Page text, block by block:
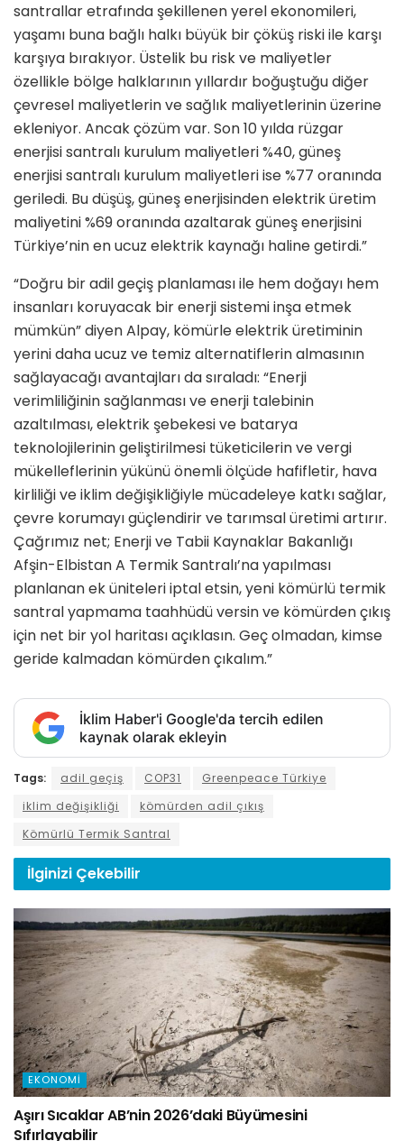
santrallar etrafında şekillenen yerel ekonomileri,
yaşamı buna bağlı halkı büyük bir çöküş riski ile karşı
karşıya bırakıyor. Üstelik bu risk ve maliyetler
özellikle bölge halklarının yıllardır boğuştuğu diğer
çevresel maliyetlerin ve sağlık maliyetlerinin üzerine
ekleniyor. Ancak çözüm var. Son 10 yılda rüzgar
enerjisi santralı kurulum maliyetleri %40, güneş
enerjisi santralı kurulum maliyetleri ise %77 oranında
geriledi. Bu düşüş, güneş enerjisinden elektrik üretim
maliyetini %69 oranında azaltarak güneş enerjisini
Türkiye’nin en ucuz elektrik kaynağı haline getirdi.”
“Doğru bir adil geçiş planlaması ile hem doğayı hem
insanları koruyacak bir enerji sistemi inşa etmek
mümkün” diyen Alpay, kömürle elektrik üretiminin
yerini daha ucuz ve temiz alternatiflerin almasının
sağlayacağı avantajları da sıraladı: “Enerji
verimliliğinin sağlanması ve enerji talebinin
azaltılması, elektrik şebekesi ve batarya
teknolojilerinin geliştirilmesi tüketicilerin ve vergi
mükelleflerinin yükünü önemli ölçüde hafifletir, hava
kirliliği ve iklim değişikliğiyle mücadeleye katkı sağlar,
çevre korumayı güçlendirir ve tarımsal üretimi artırır.
Çağrımız net; Enerji ve Tabii Kaynaklar Bakanlığı
Afşin-Elbistan A Termik Santralı’na yapılması
planlanan ek üniteleri iptal etsin, yeni kömürlü termik
santral yapmama taahhüdü versin ve kömürden çıkış
için net bir yol haritası açıklasın. Geç olmadan, kimse
geride kalmadan kömürden çıkalım.”
İklim Haber'i Google'da tercih edilen
kaynak olarak ekleyin
Tags: adil geçiş COP31
Greenpeace Türkiye
iklim değişikliği
kömürden adil çıkış
Kömürlü Termik Santral
İlginizi Çekebilir
EKONOMI
Aşırı Sıcaklar AB’nin 2026’daki Büyümesini
Sıfırlayabilir